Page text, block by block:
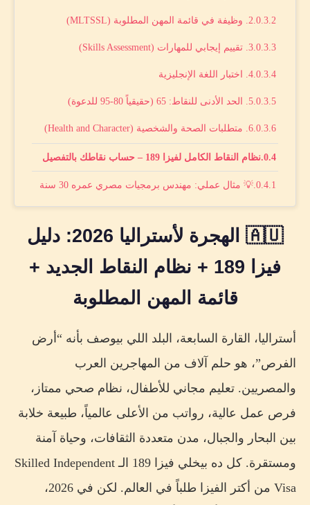
2. وظيفة في قائمة المهن المطلوبة (MLTSSL)
3. تقييم إيجابي للمهارات (Skills Assessment)
4. اختبار اللغة الإنجليزية
5. الحد الأدنى للنقاط: 65 (حقيقياً 80-95 للدعوة)
6. متطلبات الصحة والشخصية (Health and Character)
نظام النقاط الكامل لفيزا 189 – حساب نقاطك بالتفصيل
💡 مثال عملي: مهندس برمجيات مصري عمره 30 سنة
المرحلة 1: التحضير (3-6 شهور)
المرحلة 2: تقييم المهارات (3-6 شهور)
المرحلة 3: تقديم Expression of Interest (EOI)
الفرق بين فيزا 189، 190، و491
⚠️ تنبيه استراتيجي: استخدم EOI واحد لكل الفيز
التكلفة الكاملة للهجرة لأستراليا 2026
🇦🇺 الهجرة لأستراليا 2026: دليل
فيزا 189 + نظام النقاط الجديد +
قائمة المهن المطلوبة
أستراليا، القارة السابعة، البلد اللي بيوصف بأنه “أرض
الفرص”، هو حلم آلاف من المهاجرين العرب
والمصريين. تعليم مجاني للأطفال، نظام صحي ممتاز،
فرص عمل عالية، رواتب من الأعلى عالمياً، طبيعة خلابة
بين البحار والجبال، مدن متعددة الثقافات، وحياة آمنة
ومستقرة. كل ده بيخلي فيزا 189 الـ Skilled Independent
Visa من أكتر الفيزا طلباً في العالم. لكن في 2026،